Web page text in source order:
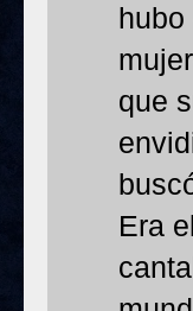
que
Era